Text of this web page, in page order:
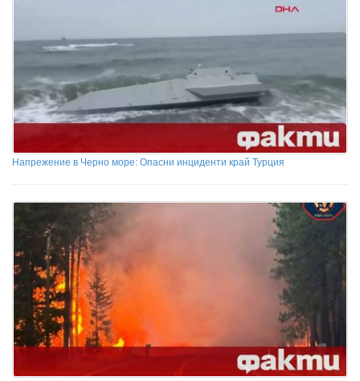
Напрежение в Черно море: Опасни инциденти край Турция